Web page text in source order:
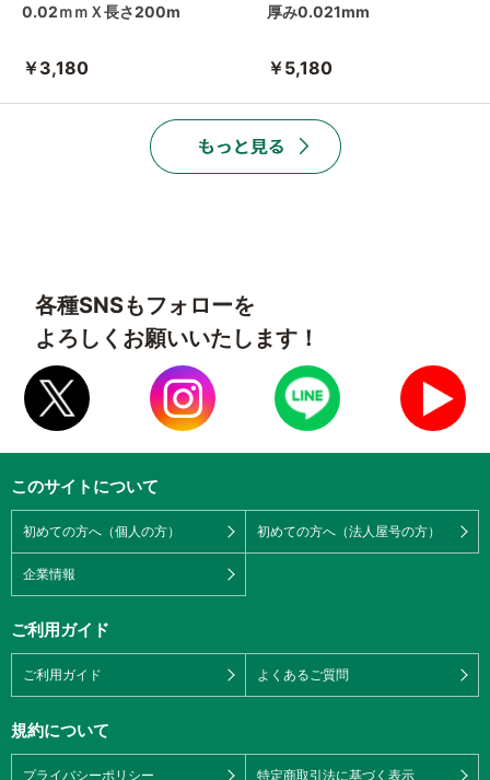
0.02ｍｍＸ長さ200m
￥3,180
厚み0.021mm
￥5,180
各種SNSもフォローを
よろしくお願いいたします！
このサイトについて
初めての方へ（個人の方） 初めての方へ（法人屋号の方）
企業情報
ご利用ガイド
ご利用ガイド よくあるご質問
規約について
プライバシーポリシー 特定商取引法に基づく表示